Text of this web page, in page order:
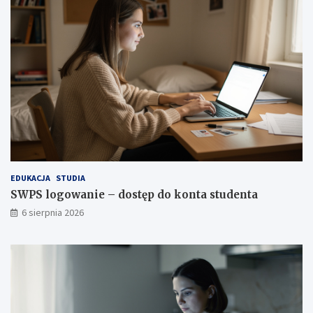
EDUKACJA STUDIA
SWPS logowanie – dostęp do konta studenta
6 sierpnia 2026